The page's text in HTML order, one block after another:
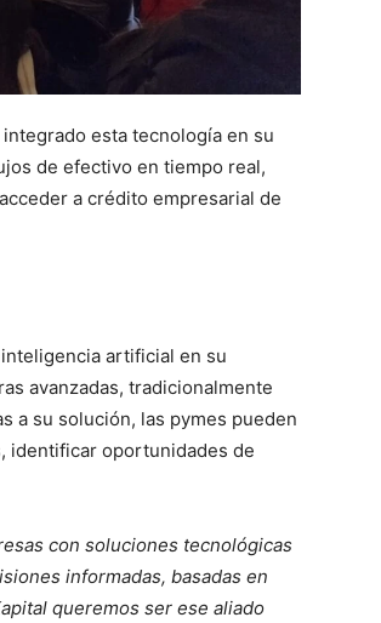
esta tecnología en su
de efectivo en tiempo real,
a crédito empresarial de
artificial en su
avanzadas, tradicionalmente
a su solución, las pymes pueden
identificar oportunidades de
con soluciones tecnológicas
informadas, basadas en
queremos ser ese aliado